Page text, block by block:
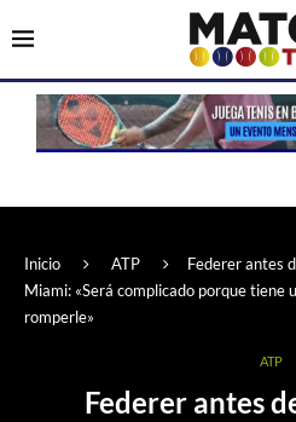
Inicio ATP
Federer antes
Miami: «Será complicado porque tiene
romperle»
ATP
Federer antes